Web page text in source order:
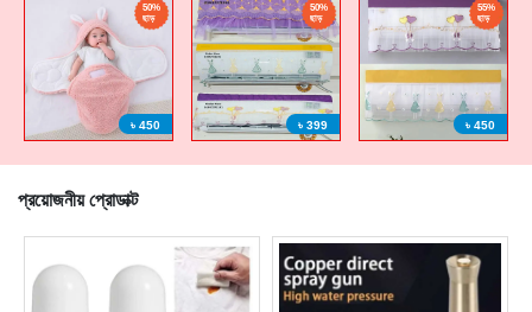
50%
ছাড়
৳ 399
55%
ছাড়
৳ 450
58%
ছাড়
৳ 550
প্রয়োজনীয় প্রোডাক্ট